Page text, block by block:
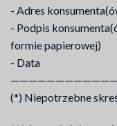
- Adres
- Podpis
formie papierowej)
- Data
(*) Niepotrzebne